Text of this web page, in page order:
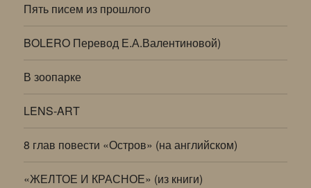
Пять писем из прошлого
BOLERO Перевод Е.А.Валентиновой)
В зоопарке
LENS-ART
8 глав повести «Остров» (на английском)
«ЖЕЛТОЕ И КРАСНОЕ» (из книги)